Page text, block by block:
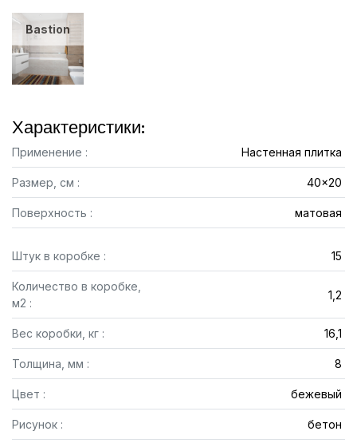
Bastion
Характеристики:
Применение : Настенная плитка
Размер, см : 40x20
Поверхность : матовая
Штук в коробке : 15
Количество в коробке,
м2 :
1,2
Вес коробки, кг : 16,1
Толщина, мм : 8
Цвет : бежевый
Рисунок : бетон